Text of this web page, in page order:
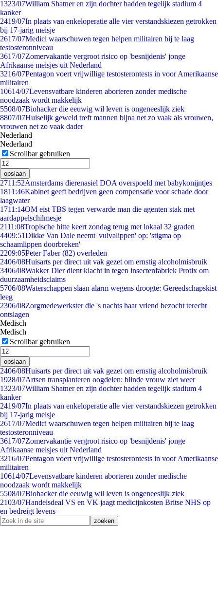
1323/07William Shatner en zijn dochter hadden tegelijk stadium 4
kanker
2419/07In plaats van enkeloperatie alle vier verstandskiezen getrokken
bij 17-jarig meisje
2617/07Medici waarschuwen tegen helpen militairen bij te laag
testosteronniveau
3617/07Zomervakantie vergroot risico op 'besnijdenis' jonge
Afrikaanse meisjes uit Nederland
3216/07Pentagon voert vrijwillige testosterontests in voor Amerikaanse
militairen
10614/07Levensvatbare kinderen aborteren zonder medische
noodzaak wordt makkelijk
5508/07Biohacker die eeuwig wil leven is ongeneeslijk ziek
8807/07Huiselijk geweld treft mannen bijna net zo vaak als vrouwen,
vrouwen net zo vaak dader
Nederland
Nederland
Scrollbar gebruiken
opslaan
2711:52Amsterdams dierenasiel DOA overspoeld met babykonijntjes
1811:46Kabinet geeft bedrijven geen compensatie voor schade door
laagwater
1711:14OM eist TBS tegen verwarde man die agenten stak met
aardappelschilmesje
2111:08Tropische hitte keert zondag terug met lokaal 32 graden
4409:51Dikke Van Dale neemt 'vulvalippen' op: 'stigma op
schaamlippen doorbreken'
2209:05Peter Faber (82) overleden
2406/08Huisarts per direct uit vak gezet om ernstig alcoholmisbruik
3406/08Wakker Dier dient klacht in tegen insectenfabriek Protix om
duurzaamheidsclaims
5706/08Waterschappen slaan alarm wegens droogte: Gereedschapskist
leeg
2306/08Zorgmedewerkster die 's nachts haar vriend bezocht terecht
ontslagen
Medisch
Medisch
Scrollbar gebruiken
opslaan
2406/08Huisarts per direct uit vak gezet om ernstig alcoholmisbruik
1928/07Artsen transplanteren oogdelen: blinde vrouw ziet weer
1323/07William Shatner en zijn dochter hadden tegelijk stadium 4
kanker
2419/07In plaats van enkeloperatie alle vier verstandskiezen getrokken
bij 17-jarig meisje
2617/07Medici waarschuwen tegen helpen militairen bij te laag
testosteronniveau
3617/07Zomervakantie vergroot risico op 'besnijdenis' jonge
Afrikaanse meisjes uit Nederland
3216/07Pentagon voert vrijwillige testosterontests in voor Amerikaanse
militairen
10614/07Levensvatbare kinderen aborteren zonder medische
noodzaak wordt makkelijk
5508/07Biohacker die eeuwig wil leven is ongeneeslijk ziek
2103/07Handelsdeal VS en VK jaagt medicijnkosten Britse NHS op
en bedreigt levens